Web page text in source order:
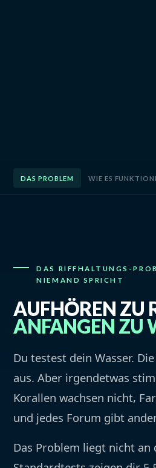
DAS PROBLEM WIE ES
DAS RIFFHALTUNGS-
NIEMAND SPRICHT
AUFHÖREN ZU
ANFANGEN ZU
Du testest dein Wasser.
aus. Aber irgendetwas
Korallen wachsen nicht,
und jedes Forum gibt
Das Problem liegt nicht an